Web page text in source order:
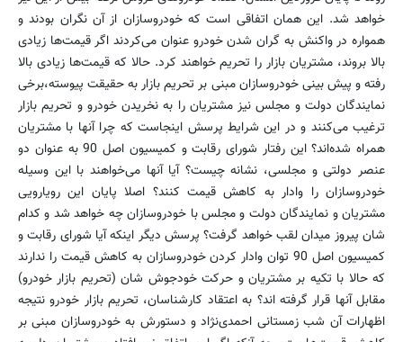
خواهد شد. این همان اتفاقی است که خودروسازان از آن نگران بودند و
همواره در واکنش به گران شدن خودرو عنوان می‌کردند اگر قیمت‌ها زیادی
بالا بروند، مشتریان بازار را تحریم خواهند کرد. حالا که قیمت‌ها زیادی بالا
رفته و پیش بینی خودروسازان مبنی بر تحریم بازار به حقیقت پیوسته،برخی
نمایندگان دولت و مجلس نیز مشتریان را به نخریدن خودرو و تحریم بازار
ترغیب می‌کنند و در این شرایط پرسش اینجاست که چرا آنها با مشتریان
همراه شده‌اند؟ این رفتار شورای رقابت و کمیسیون اصل 90 به عنوان دو
عنصر دولتی و مجلسی، نشانه چیست؟ آیا آنها می‌خواهند با این وسیله
خودروسازان را وادار به کاهش قیمت کنند؟ اصلا پایان این رویارویی
مشتریان و نمایندگان دولت و مجلس با خودروسازان چه خواهد شد و کدام
شان پیروز میدان لقب خواهد گرفت؟ پرسش دیگر اینکه آیا شورای رقابت و
کمیسیون اصل 90 توان وادار کردن خودروسازان به کاهش قیمت را ندارند
که حالا با تکیه بر مشتریان و حرکت خودجوش شان (تحریم بازار خودرو)
مقابل آنها قرار گرفته اند؟ به اعتقاد کارشناسان، تحریم بازار خودرو نتیجه
اظهارات آن شب زمستانی احمدی‌نژاد و دستورش به خودروسازان مبنی بر